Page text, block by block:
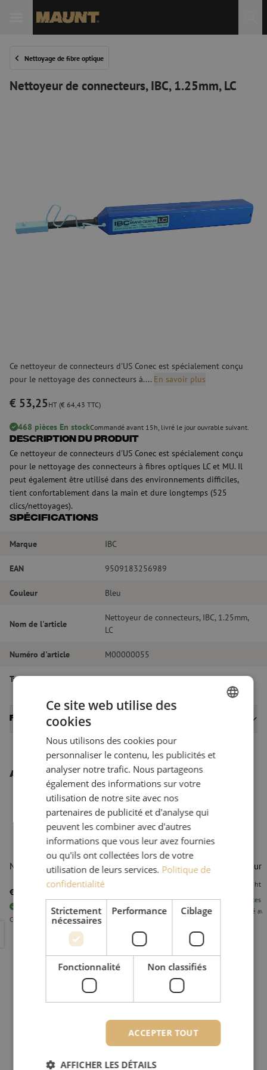
Nettoyage de fibre optique
Nettoyeur de connecteurs, IBC, 1.25mm, LC
Ce nettoyeur de connecteurs d'US Conec est spécialement conçu
pour le nettoyage des connecteurs à.... En savoir plus
€ 53,25 HT (€ 64,43 TTC)
468 pièces En stockCommandé avant 15h, livré le jour ouvrable suivant.
Description du produit
Ce nettoyeur de connecteurs d'US Conec est spécialement conçu
pour le nettoyage des connecteurs à fibres optiques LC et MU. Il
peut également être utilisé dans des environnements difficiles,
tient confortablement dans la main et dure longtemps (525
clics/nettoyages).
Spécifications
Marque IBC
EAN 9509183256989
Couleur Bleu
Nom de l'article
Nettoyeur de connecteurs, IBC, 1.25mm,
LC
Numéro d'article M00000055
Type de produit Nettoyage à sec
Fiches techniques
Autres produits intéressants
Nettoyeur de connecteurs, IBC, M-16
€ 74,99
En stock
Commandé avant 15h, livré le jour ouvrable suivant.
Nettoyeur de connecteurs, IBC, M-16
Nettoyeur
ht
pièces
Commandé
Ce site web utilise des
cookies
Nous utilisons des cookies pour
personnaliser le contenu, les publicités et
analyser notre trafic. Nous partageons
également des informations sur votre
utilisation de notre site avec nos
partenaires de publicité et d'analyse qui
peuvent les combiner avec d'autres
informations que vous leur avez fournies
ou qu'ils ont collectées lors de votre
utilisation de leurs services. Politique de
confidentialité
Strictement
nécessaires
Performance Ciblage
Fonctionnalité Non classifiés
ACCEPTER TOUT
AFFICHER LES DÉTAILS